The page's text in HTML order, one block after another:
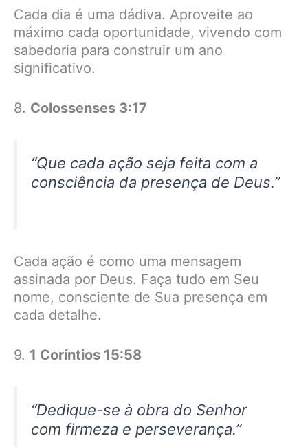
Cada dia é uma dádiva. Aproveite ao
máximo cada oportunidade, vivendo com
sabedoria para construir um ano
significativo.
8. Colossenses 3:17
“Que cada ação seja feita com a
consciência da presença de Deus.”
Cada ação é como uma mensagem
assinada por Deus. Faça tudo em Seu
nome, consciente de Sua presença em
cada detalhe.
9. 1 Coríntios 15:58
“Dedique-se à obra do Senhor
com firmeza e perseverança.”